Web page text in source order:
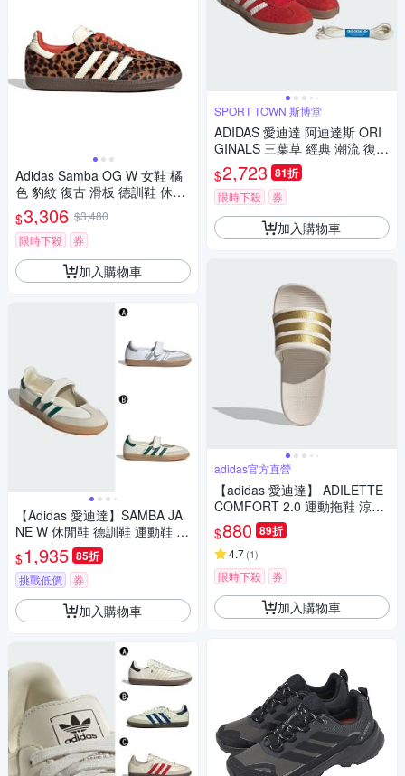
Adidas Samba OG W 女鞋 橘
色 豹紋 復古 滑板 德訓鞋 休閒
鞋 JI2734
$3,306 $3,480
限時下殺
券
加入購物車
【Adidas 愛迪達】SAMBA JA
NE W 休閒鞋 德訓鞋 運動鞋 女
A-KJ3785 B-IH6485
$1,935 85折
挑戰低價 券
加入購物車
SPORT TOWN 斯博堂
ADIDAS 愛迪達 阿迪達斯 ORI
GINALS 三葉草 經典 潮流 復古
男 女 休閒鞋-紅色系-GAZELLE
INDOOR-IF1808
$2,723 81折
限時下殺 券
加入購物車
adidas官方直營
【adidas 愛迪達】 ADILETTE
COMFORT 2.0 運動拖鞋 涼拖
鞋 女鞋 JP9123
$880 89折
4.7(1)
限時下殺 券
加入購物車